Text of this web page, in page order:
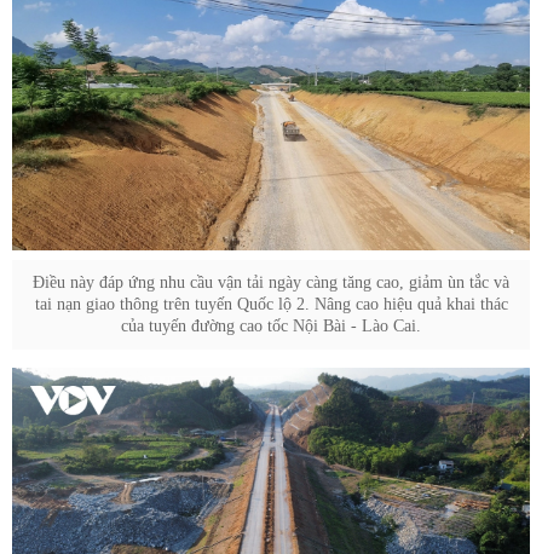
Điều này đáp ứng nhu cầu vận tải ngày càng tăng cao, giảm ùn tắc và
tai nạn giao thông trên tuyến Quốc lộ 2. Nâng cao hiệu quả khai thác
của tuyến đường cao tốc Nội Bài - Lào Cai.